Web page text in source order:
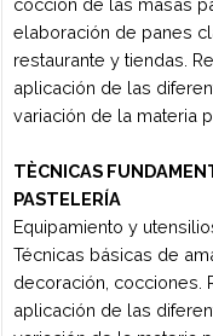
coadyuvantes.
nutricionales.
CIENCIAS DE LOS
Definición de
Vegetales.
grasas. Manteca y
Productos de la
Enzimas. Proteínas
de la leche.
Productos
mascarpone y
cárnicos.